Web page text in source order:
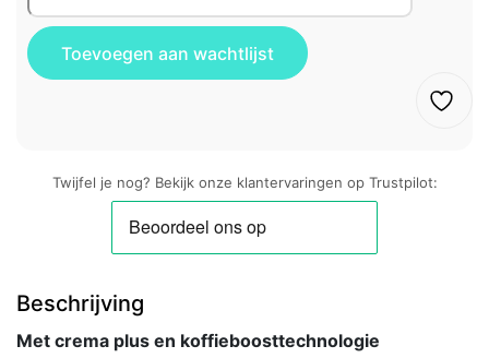
Twijfel je nog? Bekijk onze klantervaringen op Trustpilot:
Beschrijving
Met crema plus en koffieboosttechnologie